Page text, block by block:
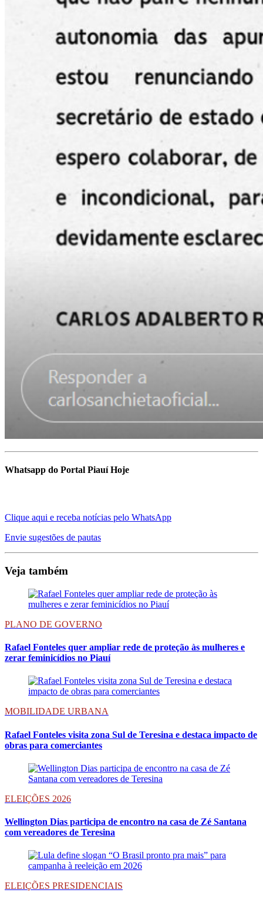
Whatsapp do Portal Piauí Hoje
Clique aqui e receba notícias pelo WhatsApp
Envie sugestões de pautas
Veja também
PLANO DE GOVERNO
Rafael Fonteles quer ampliar rede de proteção às mulheres e
zerar feminicídios no Piauí
MOBILIDADE URBANA
Rafael Fonteles visita zona Sul de Teresina e destaca impacto de
obras para comerciantes
ELEIÇÕES 2026
Wellington Dias participa de encontro na casa de Zé Santana
com vereadores de Teresina
ELEIÇÕES PRESIDENCIAIS